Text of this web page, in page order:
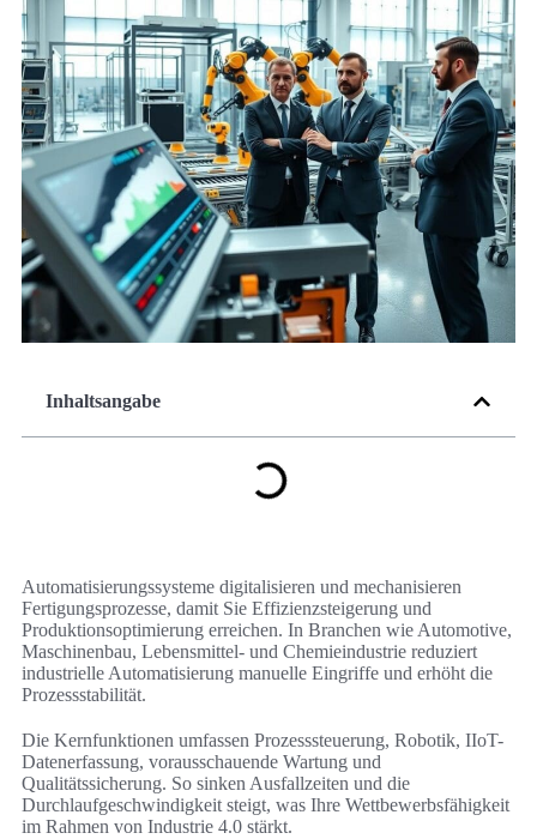
Inhaltsangabe
Automatisierungssysteme digitalisieren und mechanisieren
Fertigungsprozesse, damit Sie Effizienzsteigerung und
Produktionsoptimierung erreichen. In Branchen wie Automotive,
Maschinenbau, Lebensmittel- und Chemieindustrie reduziert
industrielle Automatisierung manuelle Eingriffe und erhöht die
Prozessstabilität.
Die Kernfunktionen umfassen Prozesssteuerung, Robotik, IIoT-
Datenerfassung, vorausschauende Wartung und
Qualitätssicherung. So sinken Ausfallzeiten und die
Durchlaufgeschwindigkeit steigt, was Ihre Wettbewerbsfähigkeit
im Rahmen von Industrie 4.0 stärkt.